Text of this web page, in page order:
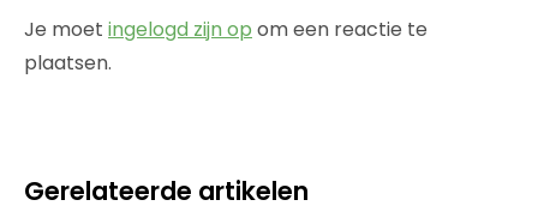
Je moet ingelogd zijn op om een reactie te
plaatsen.
Gerelateerde artikelen